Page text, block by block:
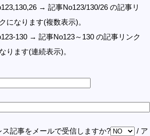
→ 記事No123/130/26 の記事リ
になります(複数表示)。
130 → 記事No123～130 の記事リンク
ります(連続表示)。
ス記事をメールで受信しますか?
/ ア